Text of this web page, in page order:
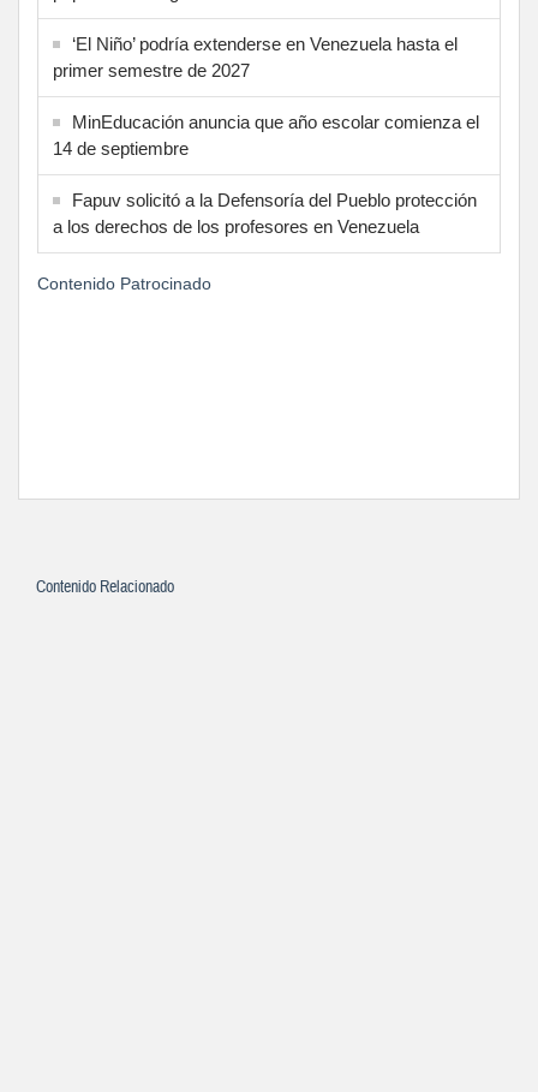
‘El Niño’ podría extenderse en Venezuela hasta el
primer semestre de 2027
MinEducación anuncia que año escolar comienza el
14 de septiembre
Fapuv solicitó a la Defensoría del Pueblo protección
a los derechos de los profesores en Venezuela
Contenido Patrocinado
Contenido Relacionado